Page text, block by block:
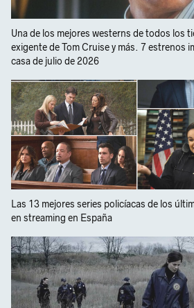
Una de los mejores westerns de todos los
exigente de Tom Cruise y más. 7 estrenos
casa de julio de 2026
Las 13 mejores series policíacas de los
en streaming en España